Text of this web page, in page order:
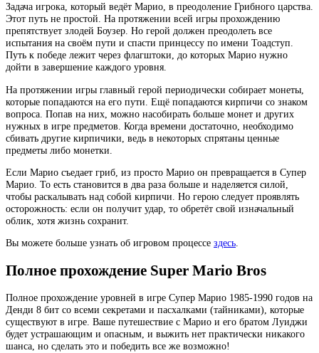
Задача игрока, который ведёт Марио, в преодоление Грибного царства.
Этот путь не простой. На протяжении всей игры прохождению
препятствует злодей Боузер. Но герой должен преодолеть все
испытания на своём пути и спасти принцессу по имени Тоадступ.
Путь к победе лежит через флагштоки, до которых Марио нужно
дойти в завершение каждого уровня.
На протяжении игры главный герой периодически собирает монеты,
которые попадаются на его пути. Ещё попадаются кирпичи со знаком
вопроса. Попав на них, можно насобирать больше монет и других
нужных в игре предметов. Когда времени достаточно, необходимо
сбивать другие кирпичики, ведь в некоторых спрятаны ценные
предметы либо монетки.
Если Марио съедает гриб, из просто Марио он превращается в Супер
Марио. То есть становится в два раза больше и наделяется силой,
чтобы раскалывать над собой кирпичи. Но герою следует проявлять
осторожность: если он получит удар, то обретёт свой изначальный
облик, хотя жизнь сохранит.
Вы можете больше узнать об игровом процессе здесь
Полное прохождение Super Mario Bros
Полное прохождение уровней в игре Супер Марио 1985-1990 годов на
Денди 8 бит со всеми секретами и пасхалками (тайниками), которые
существуют в игре. Ваше путешествие с Марио и его братом Луиджи
будет устрашающим и опасным, и выжить нет практически никакого
шанса, но сделать это и победить все же возможно!